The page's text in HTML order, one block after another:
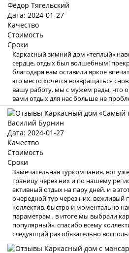
Фёдор Тягельский
Дата: 2024-01-27
Качество
Стоимость
Сроки
Каркасный зимний дом «теплый»
сердце, отдых был волшебным!
благодаря вам оставили яркое
это место хочется возвращаться
вашу работу. мы с мужем рады, что
вами отдых для нас больше не
Василий Бурнин
Дата: 2024-01-27
Качество
Стоимость
Сроки
Замечательная туркомпания. вот
границу через них и по нашему
активный отдых на пару дней. и в
очередной тур через них. вежливый
коллектив. быстро и моментально
параметрам , в итоге мы выбрали
популярный». спасибо всему
следующий раз обязательно